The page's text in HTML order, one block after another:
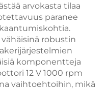
arvokasta tilaa
paranee
robustin
komponentteja
12 V 1000 rpm
vaihtoehtoihin, mikä